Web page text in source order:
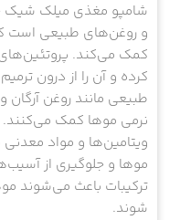
شامپو مغذی میلک شیک
و روغن‌های طبیعی است
کمک می‌کند.
کرده و آن را از درون
طبیعی مانند روغن آرگان
نرمی موها کمک
ویتامین‌ها و مواد
موها و جلوگیری از
ترکیبات باعث می‌شوند
شوند.